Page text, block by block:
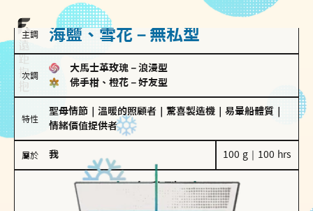
主調 海鹽、雪花－無私型
次調
大馬士革玫瑰 － 浪漫型
佛手柑、橙花 － 好友型
特性
聖母情節 溫暖的照顧者 驚喜製造機 易暈船體質
情緒價值提供者
屬於 我 100 g｜100 hrs
無私型
海鹽、雪花